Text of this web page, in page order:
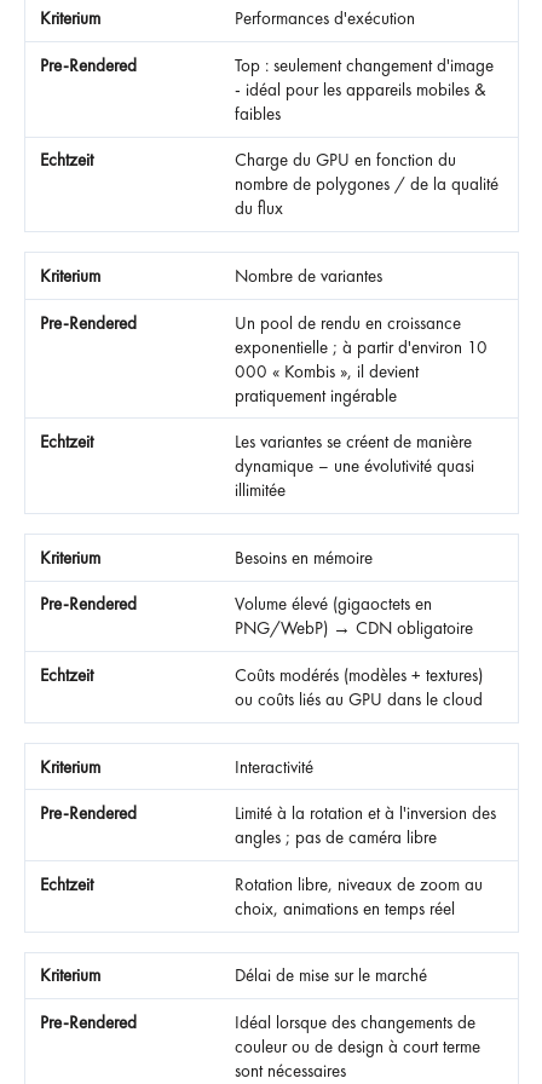
Performances d'exécution
Top : seulement changement d'image
- idéal pour les appareils mobiles &
faibles
Charge du GPU en fonction du
nombre de polygones / de la qualité
du flux
Nombre de variantes
Un pool de rendu en croissance
exponentielle ; à partir d'environ 10
000 « Kombis », il devient
pratiquement ingérable
Les variantes se créent de manière
dynamique – une évolutivité quasi
illimitée
Besoins en mémoire
Volume élevé (gigaoctets en
PNG/WebP) → CDN obligatoire
Coûts modérés (modèles + textures)
ou coûts liés au GPU dans le cloud
Interactivité
Limité à la rotation et à l'inversion des
angles ; pas de caméra libre
Rotation libre, niveaux de zoom au
choix, animations en temps réel
Délai de mise sur le marché
Idéal lorsque des changements de
couleur ou de design à court terme
sont nécessaires